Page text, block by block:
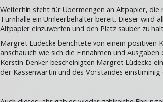
Weiterhin steht für Übermengen an Altpapier, die
Turnhalle ein Umleerbehälter bereit. Dieser wird
Altpapier einzuwerfen und den Platz sauber zu
Margret Lüdecke berichtete von einem positiven
anschaulich wie sich die Einnahmen und
Kerstin Denker bescheinigten Margret Lüdecke
der Kassenwartin und des Vorstandes einstimmig